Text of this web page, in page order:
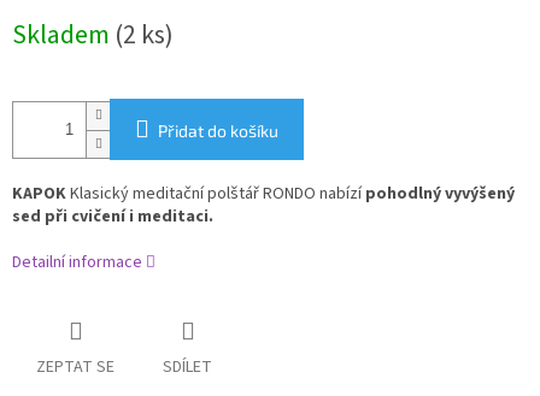
cena:
Skladem (2 ks)
Přidat do košíku
KAPOKKlasický meditační polštář RONDO nabízípohodlný vyvýšený
sed při cvičení i meditaci.
Detailní informace
ZEPTAT SE SDÍLET